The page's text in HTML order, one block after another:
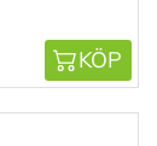
KÖP